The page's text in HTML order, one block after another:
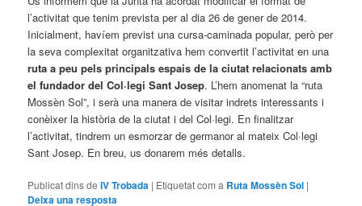
l’activitat que tenim prevista per al dia 26 de gener de 2014.
Inicialment, havíem previst una cursa-caminada popular, però per
la seva complexitat organitzativa hem convertit l’activitat en una
ruta a peu pels principals espais de la ciutat relacionats amb
el fundador del Col·legi Sant Josep. L’hem anomenat la “ruta
Mossèn Sol”, i serà una manera de visitar indrets interessants i
conèixer la història de la ciutat i del Col·legi. En finalitzar
l’activitat, tindrem un esmorzar de germanor al mateix Col·legi
Sant Josep. En breu, us donarem més detalls.
Publicat dins de IV Trobada | Etiquetat com a Ruta Mossèn Sol |
Deixa una resposta